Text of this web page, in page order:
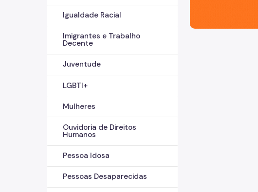
Igualdade Racial
Imigrantes e Trabalho
Decente
Juventude
LGBTI+
Mulheres
Ouvidoria de Direitos
Humanos
Pessoa Idosa
Pessoas Desaparecidas